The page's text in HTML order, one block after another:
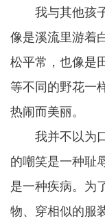
我与其他孩子
像是溪流里游着
松平常，也像是
等不同的野花一
热闹而美丽。
我并不以为口
的嘲笑是一种耻
是一种疾病。为
物、穿相似的服